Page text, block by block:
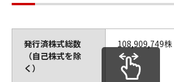
発行済株式総数
（自己株式を除
く）
108,909,749株